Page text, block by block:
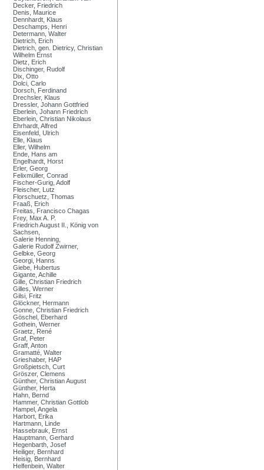
Decker, Friedrich
Denis, Maurice
Dennhardt, Klaus
Deschamps, Henri
Determann, Walter
Dietrich, Erich
Dietrich, gen. Dietricy, Christian
Wilhelm Ernst
Dietz, Erich
Dischinger, Rudolf
Dix, Otto
Dolci, Carlo
Dorsch, Ferdinand
Drechsler, Klaus
Dressler, Johann Gottfried
Eberlein, Johann Friedrich
Eberlein, Christian Nikolaus
Ehrhardt, Alfred
Eisenfeld, Ulrich
Elle, Klaus
Eller, Wilhelm
Ende, Hans am
Engelhardt, Horst
Erler, Georg
Felixmüller, Conrad
Fischer-Gurig, Adolf
Fleischer, Lutz
Florschuetz, Thomas
Fraaß, Erich
Freitas, Francisco Chagas
Frey, Max A. P.
Friedrich August II., König von
Sachsen,
Galerie Henning,
Galerie Rudolf Zwirner,
Gelbke, Georg
Georgi, Hanns
Giebe, Hubertus
Gigante, Achille
Gille, Christian Friedrich
Gilles, Werner
Gilsi, Fritz
Glöckner, Hermann
Gonne, Christian Friedrich
Göschel, Eberhard
Gothein, Werner
Graetz, René
Graf, Peter
Graff, Anton
Gramatté, Walter
Grieshaber, HAP
Großpietsch, Curt
Gröszer, Clemens
Günther, Christian August
Günther, Herta
Hahn, Bernd
Hammer, Christian Gottlob
Hampel, Angela
Harbort, Erika
Hartmann, Linde
Hassebrauk, Ernst
Hauptmann, Gerhard
Hegenbarth, Josef
Heiliger, Bernhard
Heisig, Bernhard
Helfenbein, Walter